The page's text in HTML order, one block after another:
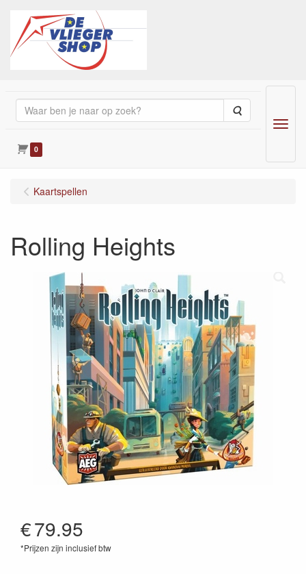
Zoeken
0
Menu
Kaartspellen
Rolling Heights
€79.95
*Prijzen zijn inclusief btw